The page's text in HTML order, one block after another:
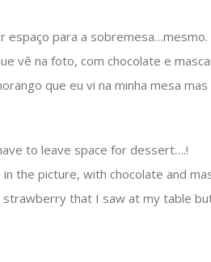
espaço para a sobremesa…mesmo.
vê na foto, com chocolate e
que eu vi na minha mesa
to leave space for dessert….!
the picture, with chocolate and
that I saw at my table